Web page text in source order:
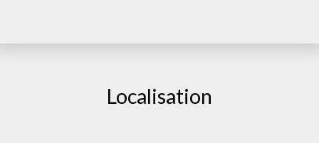
Localisation